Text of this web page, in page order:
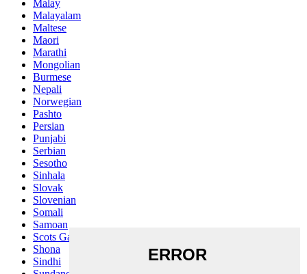
Malay
Malayalam
Maltese
Maori
Marathi
Mongolian
Burmese
Nepali
Norwegian
Pashto
Persian
Punjabi
Serbian
Sesotho
Sinhala
Slovak
Slovenian
Somali
Samoan
Scots Gaelic
Shona
Sindhi